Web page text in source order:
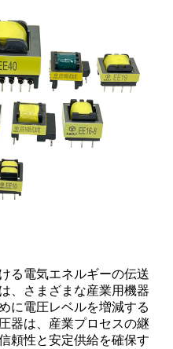
る電気エネルギーの伝送
、さまざまな産業用機器
に電圧レベルを増減する
器は、産業プロセスの継
頼性と安定供給を確保す